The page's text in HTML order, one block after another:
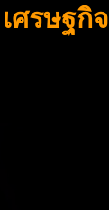
เศรษฐกิจ